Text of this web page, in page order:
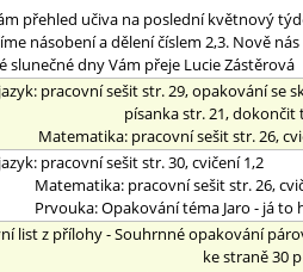
přehled učiva na poslední květnový
násobení a dělení číslem 2,3. Nově
slunečné dny Vám přeje Lucie Zástěrová
pracovní sešit str. 29, opakování
str. 21, dokončit
pracovní sešit str. 26, cvičení
pracovní sešit str. 30, cvičení 1,2
pracovní sešit str. 26, cvičení
Opakování téma Jaro - já to
list z přílohy - Souhrnné opakování
30 prac.sešitu,